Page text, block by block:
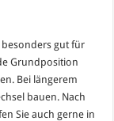
besonders gut für
Grundposition
Bei längerem
bauen. Nach
Sie auch gerne in